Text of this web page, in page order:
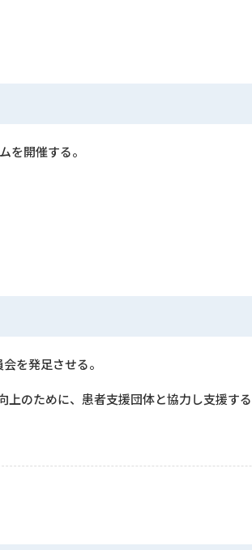
を開催する。
を発足させる。
のために、患者支援団体と協力し支援す